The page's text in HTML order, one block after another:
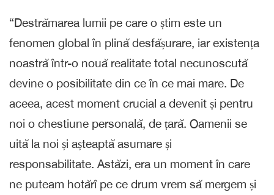
“Destrămarea lumii pe care o știm este un
fenomen global în plină desfășurare, iar existența
noastră într-o nouă realitate total necunoscută
devine o posibilitate din ce în ce mai mare. De
aceea, acest moment crucial a devenit și pentru
noi o chestiune personală, de țară. Oamenii se
uită la noi și așteaptă asumare și
responsabilitate. Astăzi, era un moment în care
ne puteam hotărî pe ce drum vrem să mergem și